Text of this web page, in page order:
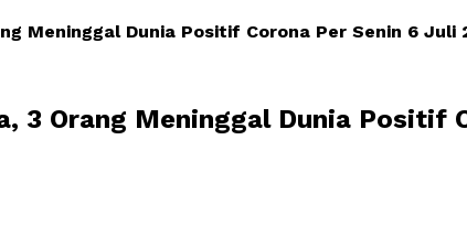
Meninggal Dunia Positif Corona Per Senin 6 Juli
3 Orang Meninggal Dunia Positif